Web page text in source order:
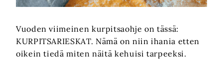
Vuoden viimeinen kurpitsaohje on tässä:
KURPITSARIESKAT. Nämä on niin ihania etten
oikein tiedä miten näitä kehuisi tarpeeksi.